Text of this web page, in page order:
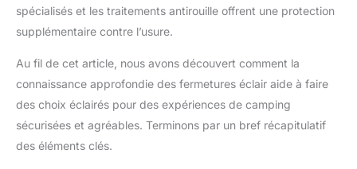
spécialisés et les traitements antirouille offrent une protection
supplémentaire contre l’usure.
Au fil de cet article, nous avons découvert comment la
connaissance approfondie des fermetures éclair aide à faire
des choix éclairés pour des expériences de camping
sécurisées et agréables. Terminons par un bref récapitulatif
des éléments clés.